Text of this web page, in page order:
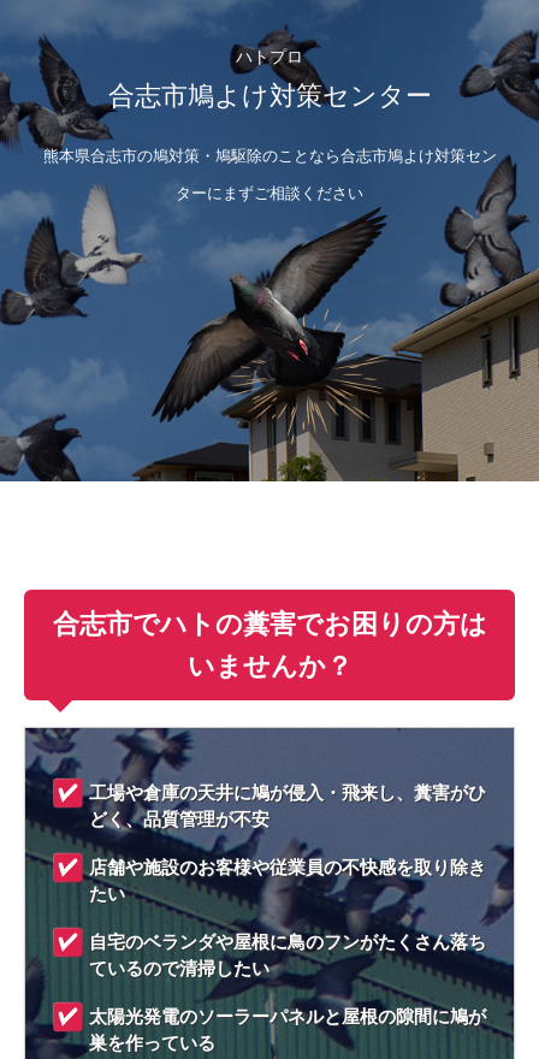
ハトプロ
合志市鳩よけ対策センター
熊本県合志市の鳩対策・鳩駆除のことなら合志市鳩よけ対策セン
ターにまずご相談ください
合志市でハトの糞害でお困りの方は
いませんか？
工場や倉庫の天井に鳩が侵入・飛来し、糞害がひ
どく、品質管理が不安
店舗や施設のお客様や従業員の不快感を取り除き
たい
自宅のベランダや屋根に鳥のフンがたくさん落ち
ているので清掃したい
太陽光発電のソーラーパネルと屋根の隙間に鳩が
巣を作っている